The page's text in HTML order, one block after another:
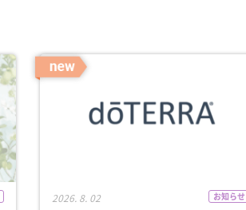
2026. 8. 02 お知らせ